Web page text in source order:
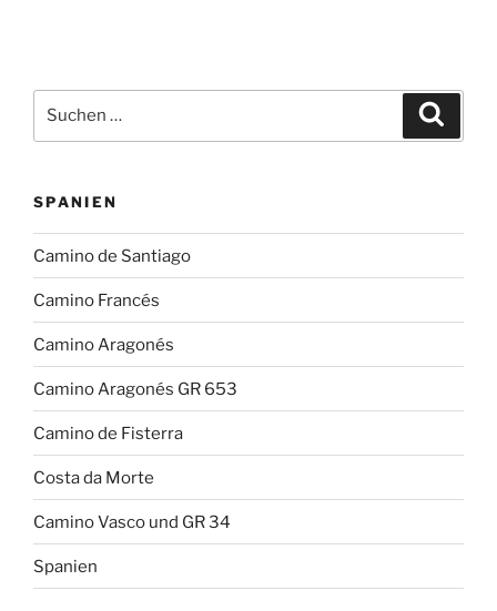
nach:
SPANIEN
Camino de Santiago
Camino Francés
Camino Aragonés
Camino Aragonés GR 653
Camino de Fisterra
Costa da Morte
Camino Vasco und GR 34
Spanien